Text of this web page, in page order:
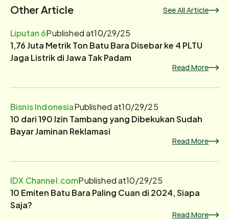
Other Article See All Article
Liputan 6Published at10/29/25
1,76 Juta Metrik Ton Batu Bara Disebar ke 4 PLTU
Jaga Listrik di Jawa Tak Padam
Read More
Bisnis IndonesiaPublished at10/29/25
10 dari 190 Izin Tambang yang Dibekukan Sudah
Bayar Jaminan Reklamasi
Read More
IDX Channel.comPublished at10/29/25
10 Emiten Batu Bara Paling Cuan di 2024, Siapa
Saja?
Read More